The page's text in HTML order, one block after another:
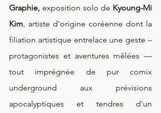
Graphie, exposition solo de Kyoung-Mi
Kim, artiste d'origine coréenne dont la
filiation artistique entrelace une geste –
protagonistes et aventures mêlées —
tout imprégnée de pur comix
underground aux prévisions
apocalyptiques et tendres d'un